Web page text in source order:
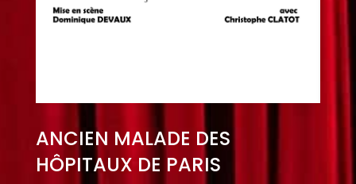
DES
LÉONIE EST EN
MAL JOLI)